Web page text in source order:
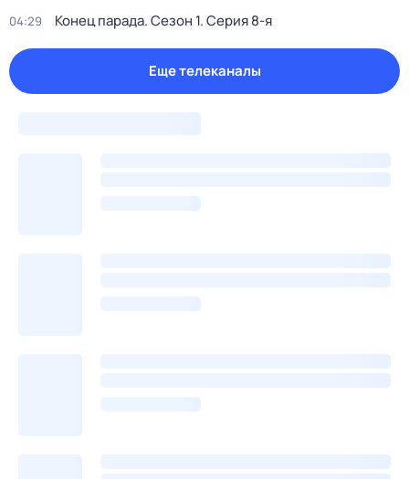
04:29 Конец парада. Сезон 1. Серия 8-я
Еще телеканалы